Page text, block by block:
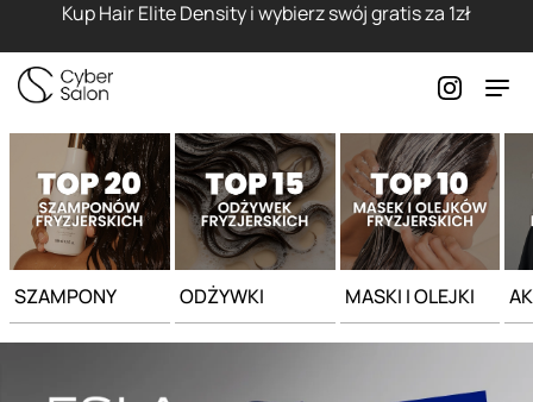
Kup Hair Elite Density i wybierz swój gratis za 1zł
SZAMPONY ODŻYWKI MASKI I OLEJKI
Strona główna - Cyber Salon